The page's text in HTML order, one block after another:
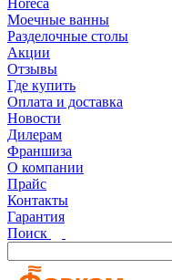
Horeca
Моечные ванны
Разделочные столы
Акции
Отзывы
Где купить
Оплата и доставка
Новости
Дилерам
Франшиза
О компании
Прайс
Контакты
Гарантия
Поиск